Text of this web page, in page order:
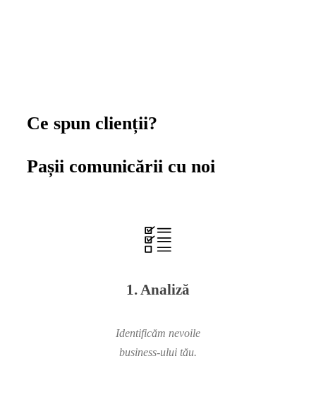
Ce spun clienții?
Pașii comunicării cu noi
1. Analiză
Identificăm nevoile
business-ului tău.